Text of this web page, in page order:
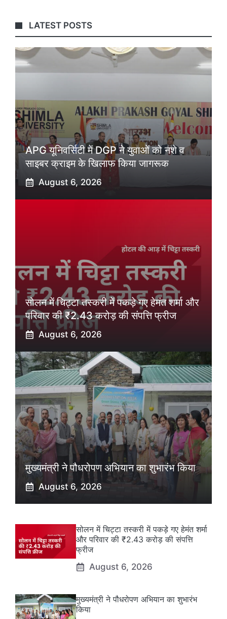
LATEST POSTS
APG यूनिवर्सिटी में DGP ने युवाओं को नशे व
साइबर क्राइम के खिलाफ किया जागरूक
August 6, 2026
सोलन में चिट्टा तस्करी में पकड़े गए हेमंत शर्मा और
परिवार की ₹2.43 करोड़ की संपत्ति फ्रीज
August 6, 2026
मुख्यमंत्री ने पौधरोपण अभियान का शुभारंभ किया
August 6, 2026
सोलन में चिट्टा तस्करी में पकड़े गए हेमंत शर्मा
और परिवार की ₹2.43 करोड़ की संपत्ति
फ्रीज
August 6, 2026
मुख्यमंत्री ने पौधरोपण अभियान का शुभारंभ
किया